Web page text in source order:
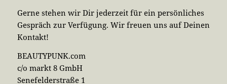
Gerne stehen wir Dir jederzeit für ein persönliches
Gespräch zur Verfügung. Wir freuen uns auf Deinen
Kontakt!
BEAUTYPUNK.com
c/o markt 8 GmbH
Senefelderstraße 1